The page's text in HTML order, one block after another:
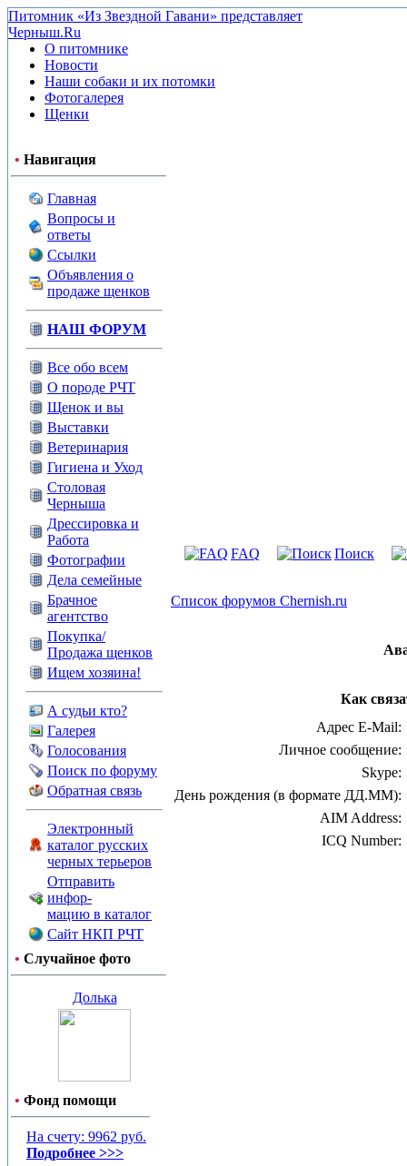
Питомник «Из Звездной Гавани» представляет
Черныш.Ru
О питомнике
Новости
Наши собаки и их потомки
Фотогалерея
Щенки
• Навигация
Главная
Вопросы и
ответы
Ссылки
Объявления о
продаже щенков
НАШ ФОРУМ
Все обо всем
О породе РЧТ
Щенок и вы
Выставки
Ветеринария
Гигиена и Уход
Столовая
Черныша
Дрессировка и
Работа
Фотографии
Дела семейные
Брачное
агентство
Покупка/
Продажа щенков
Ищем хозяина!
А судьи кто?
Галерея
Голосования
Поиск по форуму
Обратная связь
Электронный
каталог русских
черных терьеров
Отправить
инфор-
мацию в каталог
Сайт НКП РЧТ
• Случайное фото
Долька
• Фонд помощи
На счету: 9962 руб.
Подробнее >>>
FAQ Поиск
Список форумов Chernish.ru
Как
Адрес E-Mail:
Личное сообщение:
Skype:
День рождения (в формате ДД.ММ):
AIM Address:
ICQ Number: